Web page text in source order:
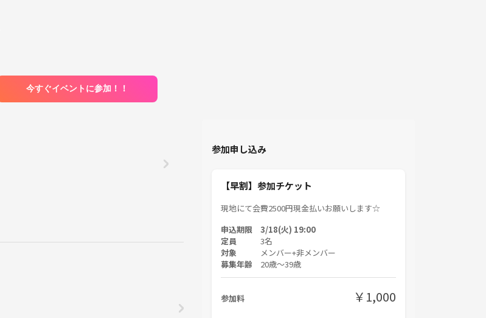
今すぐイベントに参加！！
参加申し込み
【早割】参加チケット
現地にて会費2500円現金払いお願いします☆
申込期限 3/18(火) 19:00
定員 3名
対象 メンバー+非メンバー
募集年齢 20歳〜39歳
参加料 ￥1,000